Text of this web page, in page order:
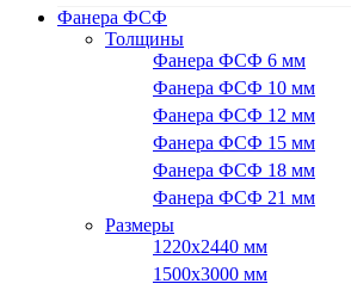
Фанера ФСФ
Толщины
Фанера ФСФ 6 мм
Фанера ФСФ 10 мм
Фанера ФСФ 12 мм
Фанера ФСФ 15 мм
Фанера ФСФ 18 мм
Фанера ФСФ 21 мм
Размеры
1220х2440 мм
1500х3000 мм